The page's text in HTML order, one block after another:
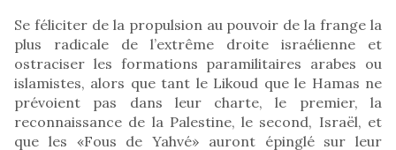
Se féliciter de la propulsion au pouvoir de la frange la
plus radicale de l’extrême droite israélienne et
ostraciser les formations paramilitaires arabes ou
islamistes, alors que tant le Likoud que le Hamas ne
prévoient pas dans leur charte, le premier, la
reconnaissance de la Palestine, le second, Israël, et
que les «Fous de Yahvé» auront épinglé sur leur